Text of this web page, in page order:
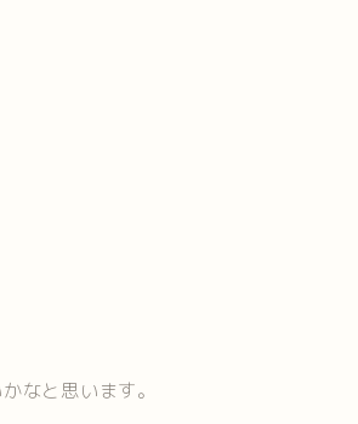
なと思います。